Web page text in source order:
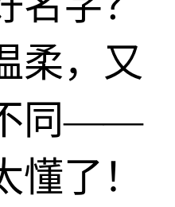
柔，又
同——
了！